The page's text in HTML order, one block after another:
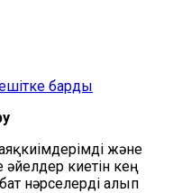
барды
және
киетін кең
нәрселерді алып